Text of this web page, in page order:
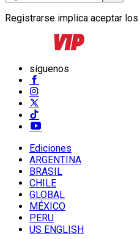
Registrarse implica aceptar los
síguenos
Ediciones
ARGENTINA
BRASIL
CHILE
GLOBAL
MÉXICO
PERU
US ENGLISH